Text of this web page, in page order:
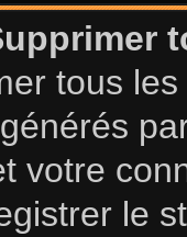
tous
votre
le